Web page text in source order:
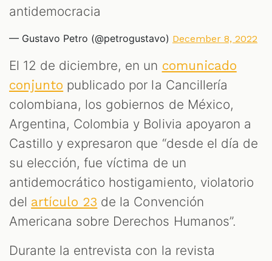
antidemocracia
— Gustavo Petro (@petrogustavo) December 8, 2022
El 12 de diciembre, en un comunicado
conjunto publicado por la Cancillería
colombiana, los gobiernos de México,
Argentina, Colombia y Bolivia apoyaron a
Castillo y expresaron que “desde el día de
su elección, fue víctima de un
antidemocrático hostigamiento, violatorio
del artículo 23 de la Convención
Americana sobre Derechos Humanos”.
Durante la entrevista con la revista